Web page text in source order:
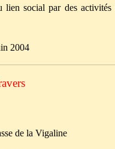
lien social par des
2004
de la Vigaline